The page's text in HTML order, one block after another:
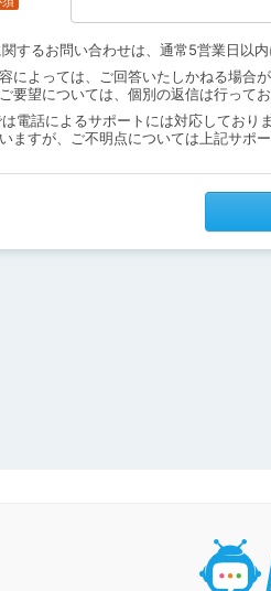
するお問い合わせは、通常5営業日以
によっては、ご回答いたしかねる場合が
要望については、個別の返信は行って
電話によるサポートには対応しておりま
ますが、ご不明点については上記サポ